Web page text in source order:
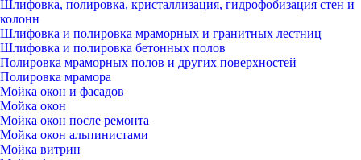
Шлифовка, полировка, кристаллизация, гидрофобизация стен и
колонн
Шлифовка и полировка мраморных и гранитных лестниц
Шлифовка и полировка бетонных полов
Полировка мраморных полов и других поверхностей
Полировка мрамора
Мойка окон и фасадов
Мойка окон
Мойка окон после ремонта
Мойка окон альпинистами
Мойка витрин